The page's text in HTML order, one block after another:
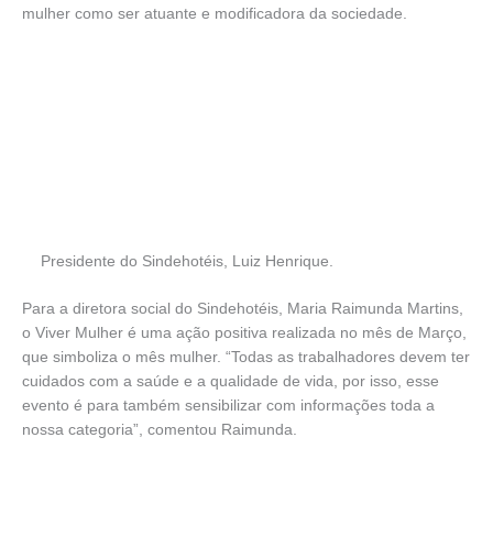
mulher como ser atuante e modificadora da sociedade.
Presidente do Sindehotéis, Luiz Henrique.
Para a diretora social do Sindehotéis, Maria Raimunda Martins,
o Viver Mulher é uma ação positiva realizada no mês de Março,
que simboliza o mês mulher. “Todas as trabalhadores devem ter
cuidados com a saúde e a qualidade de vida, por isso, esse
evento é para também sensibilizar com informações toda a
nossa categoria”, comentou Raimunda.